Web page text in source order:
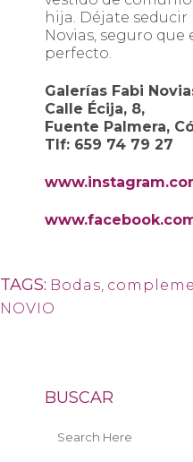
hija. Déjate seducir
Novias, seguro
perfecto.
Galerías Fabi
Calle Écija, 8,
Fuente Palmera,
Tlf: 659 74 79 27
TAGS: Bodas
NOVIO
BUSCAR